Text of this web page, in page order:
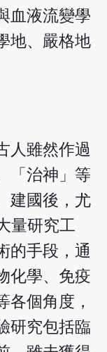
血液流變學
地、嚴格地
人雖然作過
「治神」等
建國後，尤
量研究工
的手段，通
化學、免疫
各個角度，
研究包括臨